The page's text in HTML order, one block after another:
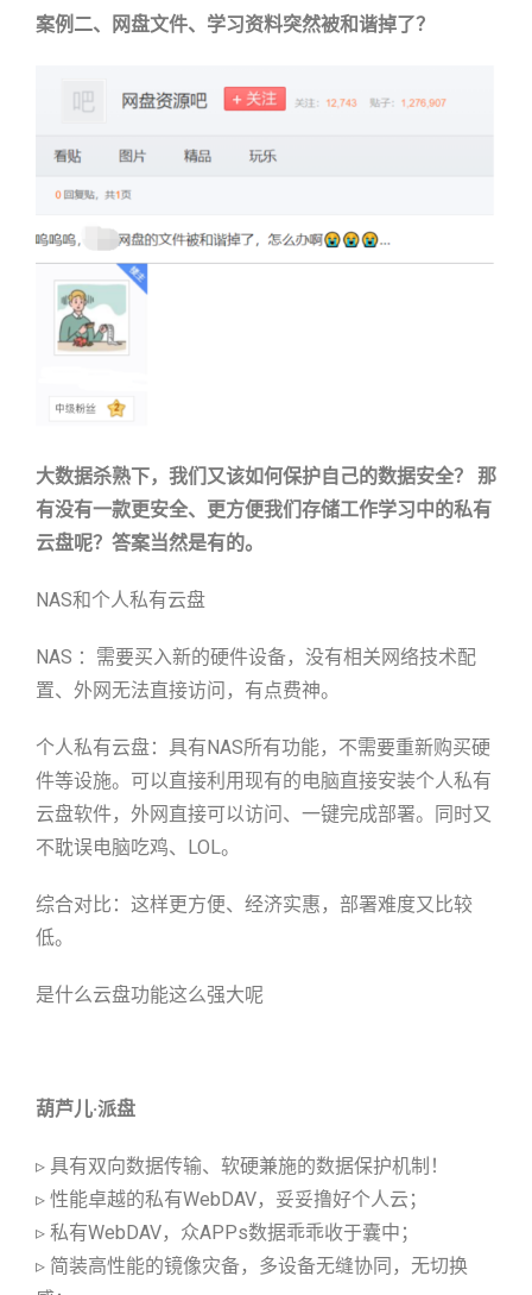
案例二、网盘文件、学习资料突然被和谐掉了？
大数据杀熟下，我们又该如何保护自己的数据安全？ 那
有没有一款更安全、更方便我们存储工作学习中的私有
云盘呢？答案当然是有的。
NAS和个人私有云盘
NAS ：需要买入新的硬件设备，没有相关网络技术配
置、外网无法直接访问，有点费神。
个人私有云盘：具有NAS所有功能，不需要重新购买硬
件等设施。可以直接利用现有的电脑直接安装个人私有
云盘软件，外网直接可以访问、一键完成部署。同时又
不耽误电脑吃鸡、LOL。
综合对比：这样更方便、经济实惠，部署难度又比较
低。
是什么云盘功能这么强大呢
葫芦儿·派盘
▹ 具有双向数据传输、软硬兼施的数据保护机制！
▹ 性能卓越的私有WebDAV，妥妥撸好个人云；
▹ 私有WebDAV，众APPs数据乖乖收于囊中；
▹ 简装高性能的镜像灾备，多设备无缝协同，无切换